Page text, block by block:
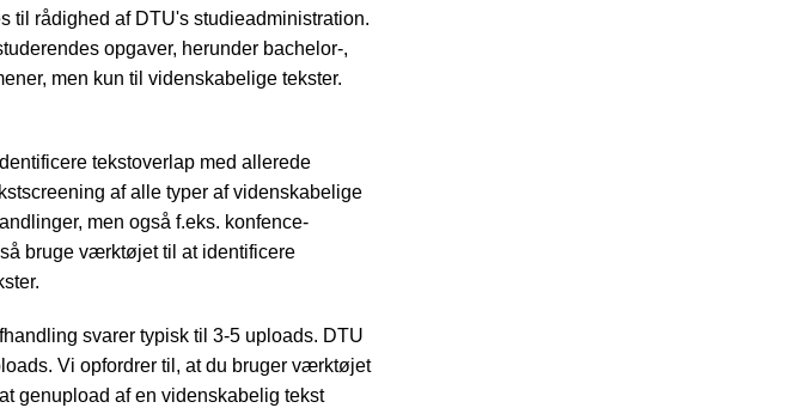
til rådighed af DTU's studieadministration.
opgaver, herunder bachelor-,
men kun til videnskabelige tekster.
tekstoverlap med allerede
af alle typer af videnskabelige
men også f.eks. konfence-
bruge værktøjet til at identificere
svarer typisk til 3-5 uploads. DTU
Vi opfordrer til, at du bruger værktøjet
genupload af en videnskabelig tekst